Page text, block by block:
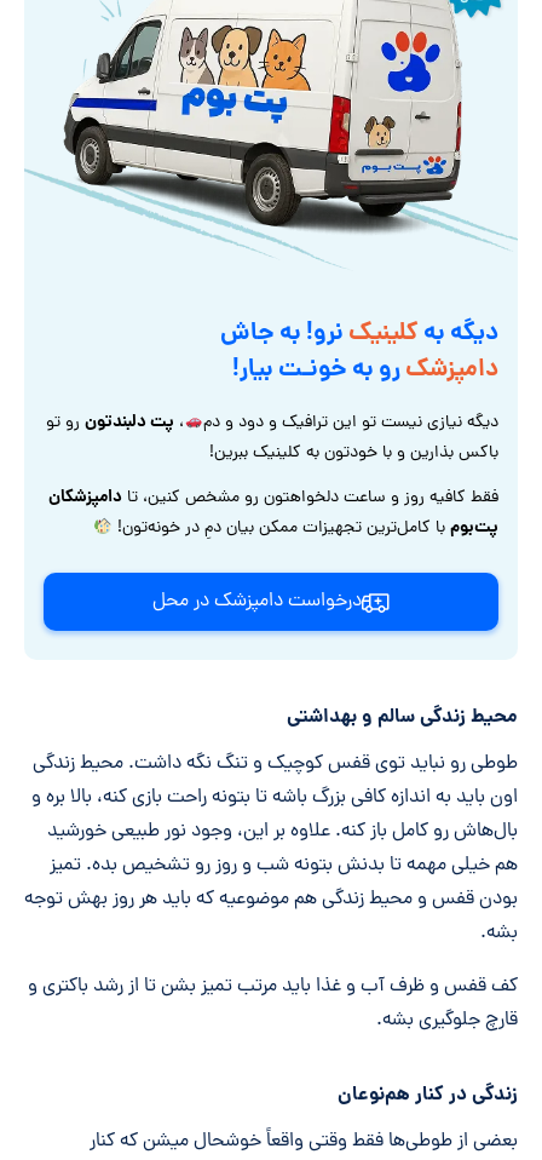
دیگه بهکلینیکنرو! به جاش
دامپزشکرو به خونـت بیار!
دیگه نیازی نیست تو این ترافیک و دود و دم ، پت دلبندتونرو تو
باکس بذارین و با خودتون به کلینیک ببرین!
فقط کافیه روز و ساعت دلخواهتون رو مشخص کنین، تا دامپزشکان
پت‌بومبا کامل‌ترین تجهیزات ممکن بیان دمِ در خونه‌تون!
درخواست دامپزشک در محل
محیط زندگی سالم و بهداشتی
طوطی رو نباید توی قفس کوچیک و تنگ نگه داشت. محیط زندگی
اون باید به اندازه کافی بزرگ باشه تا بتونه راحت بازی کنه، بالا بره و
بال‌هاش رو کامل باز کنه. علاوه بر این، وجود نور طبیعی خورشید
هم خیلی مهمه تا بدنش بتونه شب و روز رو تشخیص بده. تمیز
بودن قفس و محیط زندگی هم موضوعیه که باید هر روز بهش توجه
بشه.
کف قفس و ظرف آب و غذا باید مرتب تمیز بشن تا از رشد باکتری و
قارچ جلوگیری بشه.
زندگی در کنار هم‌نوعان
بعضی از طوطی‌ها فقط وقتی واقعاً خوشحال میشن که کنار